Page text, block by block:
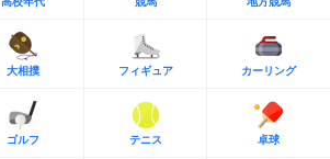
大相撲 フィギュア カーリング
ゴルフ テニス 卓球